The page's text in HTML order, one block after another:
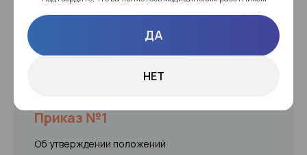
ДА
НЕТ
Приказ №1
Об утверждении положений